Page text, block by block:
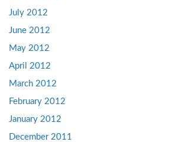
July 2012
June 2012
May 2012
April 2012
March 2012
February 2012
January 2012
December 2011